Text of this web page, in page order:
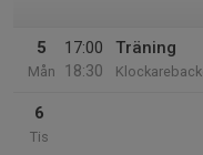
5
Mån
17:00
18:30
Träning
6
Tis